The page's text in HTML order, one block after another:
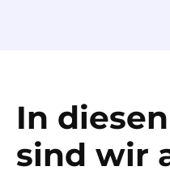
In
sind wir